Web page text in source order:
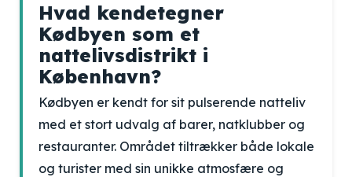
Hvad kendetegner
Kødbyen som et
nattelivsdistrikt i
København?
Kødbyen er kendt for sit pulserende natteliv
med et stort udvalg af barer, natklubber og
restauranter. Området tiltrækker både lokale
og turister med sin unikke atmosfære og